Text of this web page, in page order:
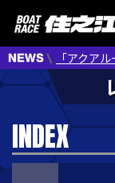
「アクア
INDEX